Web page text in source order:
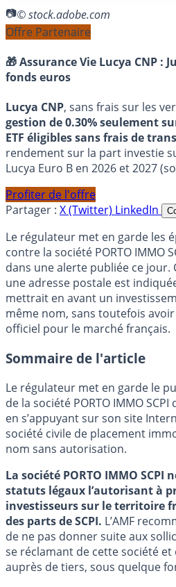
© stock.adobe.com
Offre Partenaire
🎁 Assurance Vie Lucya CNP :
fonds euros
Lucya CNP, sans frais sur les
gestion de 0.30% seulement
ETF éligibles sans frais de
rendement sur la part investie
Lucya Euro B en 2026 et 2027
Profiter de l'offre
Partager : X (Twitter) LinkedIn
Le régulateur met en garde les
contre la société PORTO IMMO
dans une alerte publiée ce jour.
une adresse postale est
mettrait en avant un
même nom, sans toutefois
officiel pour le marché français.
Sommaire de l'article
Le régulateur met en garde le
de la société PORTO IMMO
en s’appuyant sur son site
société civile de placement
nom sans autorisation.
La société PORTO IMMO SCPI
statuts légaux l’autorisant à
investisseurs sur le territoire
des parts de SCPI. L’AMF
de ne pas donner suite aux
se réclamant de cette société et
auprès de tiers, sous quelque